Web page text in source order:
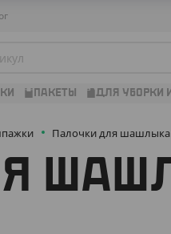
ПАКЕТЫ ДЛЯ УБОРКИ
Палочки для шашлыка